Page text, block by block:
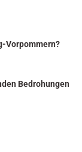
Vorpommern?
Bedrohungen